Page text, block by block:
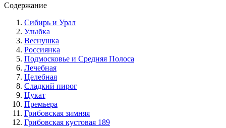
Содержание
Сибирь и Урал
Улыбка
Веснушка
Россиянка
Подмосковье и Средняя Полоса
Лечебная
Целебная
Сладкий пирог
Цукат
Премьера
Грибовская зимняя
Грибовская кустовая 189